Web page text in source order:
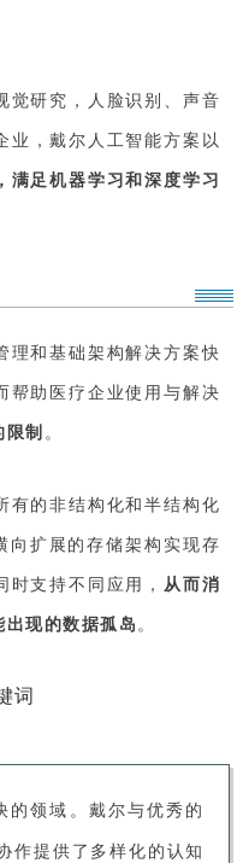
觉研究，人脸识别、声音
业，戴尔人工智能方案以
满足机器学习和深度学习
理和基础架构解决方案快
帮助医疗企业使用与解决
制 。
有的非结构化和半结构化
向扩展的存储架构实现存
支持不同应用， 从而消
现的数据孤岛。
的领域。戴尔与优秀的
作提供了多样化的认知